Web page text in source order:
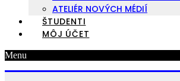
ATELIÉR NOVÝCH MÉDIÍ
ŠTUDENTI
MÔJ ÚČET
Menu